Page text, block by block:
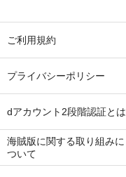
ご利用規約
プライバシーポリシー
dアカウント2段階認証とは
海賊版に関する取り組みに
ついて